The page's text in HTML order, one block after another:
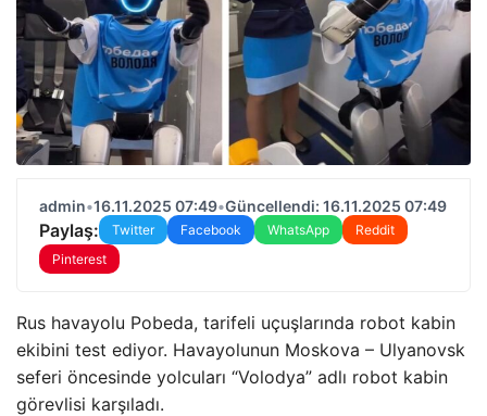
admin•16.11.2025 07:49•Güncellendi: 16.11.2025 07:49
Paylaş: Twitter Facebook WhatsApp
Reddit
Pinterest
Rus havayolu Pobeda, tarifeli uçuşlarında robot kabin
ekibini test ediyor. Havayolunun Moskova – Ulyanovsk
seferi öncesinde yolcuları “Volodya” adlı robot kabin
görevlisi karşıladı.